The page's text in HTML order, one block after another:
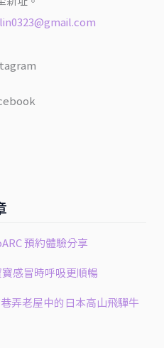
預約體驗分享
感冒時呼吸更順暢
弄老屋中的日本高山飛驒牛